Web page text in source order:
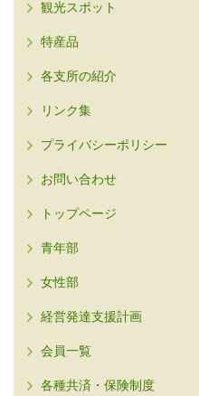
観光スポット
特産品
各支所の紹介
リンク集
プライバシーポリシー
お問い合わせ
トップページ
青年部
女性部
経営発達支援計画
会員一覧
各種共済・保険制度